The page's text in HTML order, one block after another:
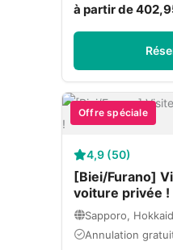
à partir de
Offre spéciale
4,9 (50)
[Biei/Furano]
voiture privée !
Sapporo,
Annulation